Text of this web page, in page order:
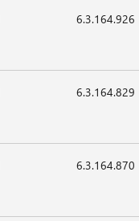
6.3.164.926
6.3.164.829
6.3.164.870